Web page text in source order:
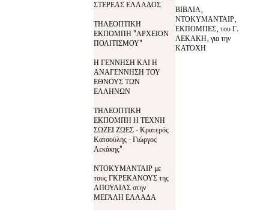
ΣΤΕΡΕΑΣ ΕΛΛΑΔΟΣ
ΤΗΛΕΟΠΤΙΚΗ
ΕΚΠΟΜΠΗ "ΑΡΧΕΙΟΝ
ΠΟΛΙΤΙΣΜΟΥ"
Η ΓΕΝΝΗΣΗ ΚΑΙ Η
ΑΝΑΓΕΝΝΗΣΗ ΤΟΥ
ΕΘΝΟΥΣ ΤΩΝ
ΕΛΛΗΝΩΝ
ΤΗΛΕΟΠΤΙΚΗ
ΕΚΠΟΜΠΗ Η ΤΕΧΝΗ
ΣΩΖΕΙ ΖΩΕΣ - Κρατερός
Κατσούλης - Γιώργος
Λεκάκης"
ΝΤΟΚΥΜΑΝΤΑΙΡ με
τους ΓΚΡΕΚΑΝΟΥΣ της
ΑΠΟΥΛΙΑΣ στην
ΜΕΓΑΛΗ ΕΛΛΑΔΑ
ΒΙΒΛΙΑ,
ΝΤΟΚΥΜΑΝΤΑΙΡ,
ΕΚΠΟΜΠΕΣ, του Γ.
ΛΕΚΑΚΗ, για την
ΚΑΤΟΧΗ